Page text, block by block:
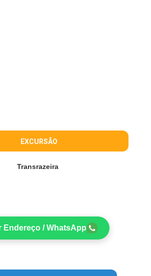
EXCURSÃO
Transrazeira
Endereço / WhatsApp